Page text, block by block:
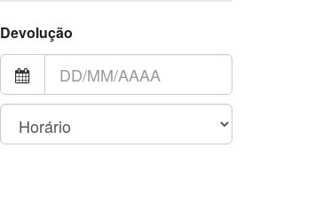
Devolução